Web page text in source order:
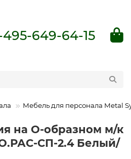
495-649-64-15
Мебель для персонала Metal
на О-образном м/к
СП-2.4 Белый/